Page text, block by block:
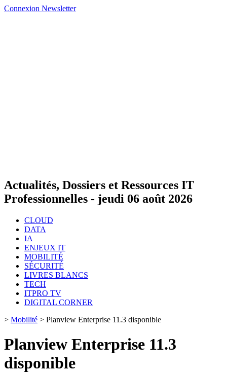
Connexion Newsletter
Actualités, Dossiers et Ressources IT
Professionnelles - jeudi 06 août 2026
CLOUD
DATA
IA
ENJEUX IT
MOBILITÉ
SÉCURITÉ
LIVRES BLANCS
TECH
ITPRO TV
DIGITAL CORNER
> Mobilité > Planview Enterprise 11.3 disponible
Planview Enterprise 11.3
disponible